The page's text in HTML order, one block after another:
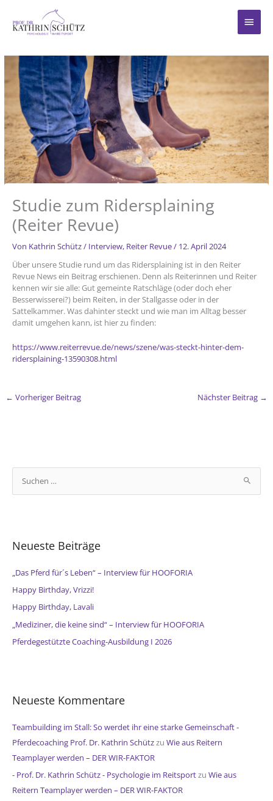
springen
Studie zum Ridersplaining
(Reiter Revue)
Von Kathrin Schütz/ Interview, Reiter Revue/ 12. April 2024
Über unsere Studie rund um das Ridersplaining ist in den Reiter
Revue News ein Beitrag erschienen. Denn als Reiterinnen und Reiter
kennen wir sie alle: Gut gemeinte Ratschläge (oder doch eher
Besserwisserei?) beim Reiten, in der Stallgasse oder in der
Sattelkammer. Was dahinter steckt und wie man im Alltag besser
damit umgehen kann, ist hier zu finden:
https://www.reiterrevue.de/news/szene/was-steckt-hinter-dem-
ridersplaining-13590308.html
← Vorheriger Beitrag Nächster Beitrag →
n
c
h
:
Neueste Beiträge
„Das Pferd für´s Leben“ – Interview für HOOFORIA
Happy Birthday, Vrizzi!
Happy Birthday, Lavali
„Mediziner, die keine sind“ – Interview für HOOFORIA
Pferdegestützte Coaching-Ausbildung I 2026
Neueste Kommentare
Teambuilding im Stall: So werdet ihr eine starke Gemeinschaft -
Pferdecoaching Prof. Dr. Kathrin Schützzu Wie aus Reitern
Teamplayer werden – DER WIR-FAKTOR
- Prof. Dr. Kathrin Schütz - Psychologie im Reitsportzu Wie aus
Reitern Teamplayer werden – DER WIR-FAKTOR